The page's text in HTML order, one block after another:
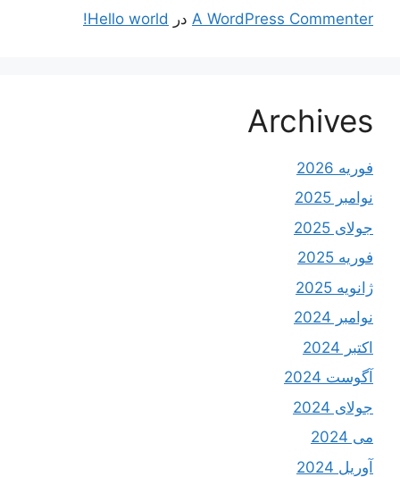
A WordPress Commenter در Hello world!
Archives
فوریه 2026
نوامبر 2025
جولای 2025
فوریه 2025
ژانویه 2025
نوامبر 2024
اکتبر 2024
آگوست 2024
جولای 2024
می 2024
آوریل 2024